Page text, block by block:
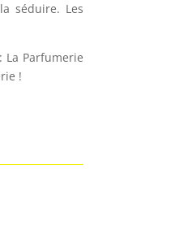
séduire. Les
Parfumerie
!